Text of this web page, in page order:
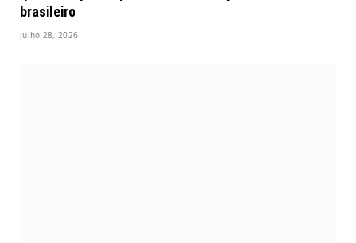
brasileiro
julho 28, 2026